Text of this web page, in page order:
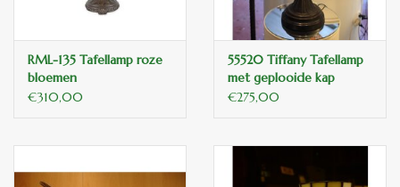
RML-135 Tafellamp roze
bloemen
€310,00
55520 Tiffany Tafellamp
met geplooide kap
€275,00